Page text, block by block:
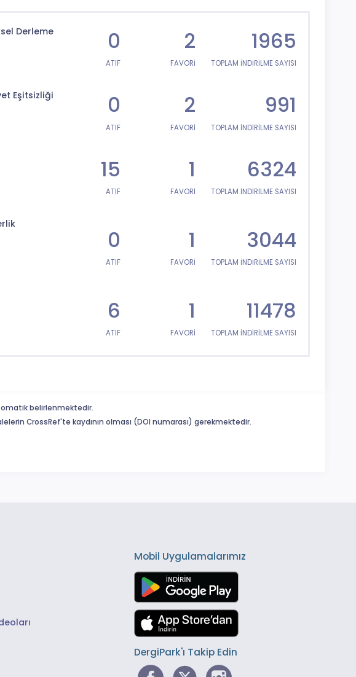
Derleme 0
ATIF
2
FAVORİ
1965
TOPLAM İNDİRİLME SAYISI
Eşitsizliği 0
ATIF
2
FAVORİ
991
TOPLAM İNDİRİLME SAYISI
15
ATIF
1
FAVORİ
6324
TOPLAM İNDİRİLME SAYISI
0
ATIF
1
FAVORİ
3044
TOPLAM İNDİRİLME SAYISI
6
ATIF
1
FAVORİ
11478
TOPLAM İNDİRİLME SAYISI
belirlenmektedir.
CrossRef'te kaydının olması (DOI numarası) gerekmektedir.
Mobil Uygulamalarımız
DergiPark'ı Takip Edin